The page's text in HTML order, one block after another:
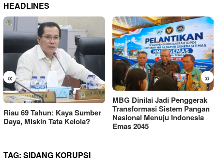
HEADLINES
« »
Riau 69 Tahun: Kaya Sumber
Daya, Miskin Tata Kelola?
MBG Dinilai Jadi Penggerak
Transformasi Sistem Pangan
Nasional Menuju Indonesia
Emas 2045
TAG: SIDANG KORUPSI